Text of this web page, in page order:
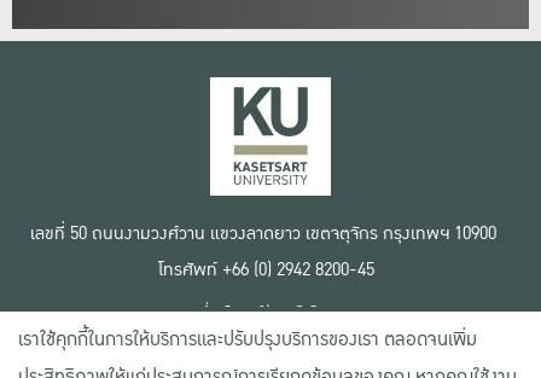
เลขที่ 50 ถนนงามวงศ์วาน แขวงลาดยาว เขตจตุจักร กรุงเทพฯ 10900
โทรศัพท์ +66 (0) 2942 8200-45
เงื่อนไขการใช้งานเว็บไซต์
ข้อตกลงด้านสิทธิ์ใช้งาน
นโยบายความเป็นส่วนตัว
เราใช้คุกกี้ในการให้บริการและปรับปรุงบริการของเรา ตลอดจนเพิ่ม